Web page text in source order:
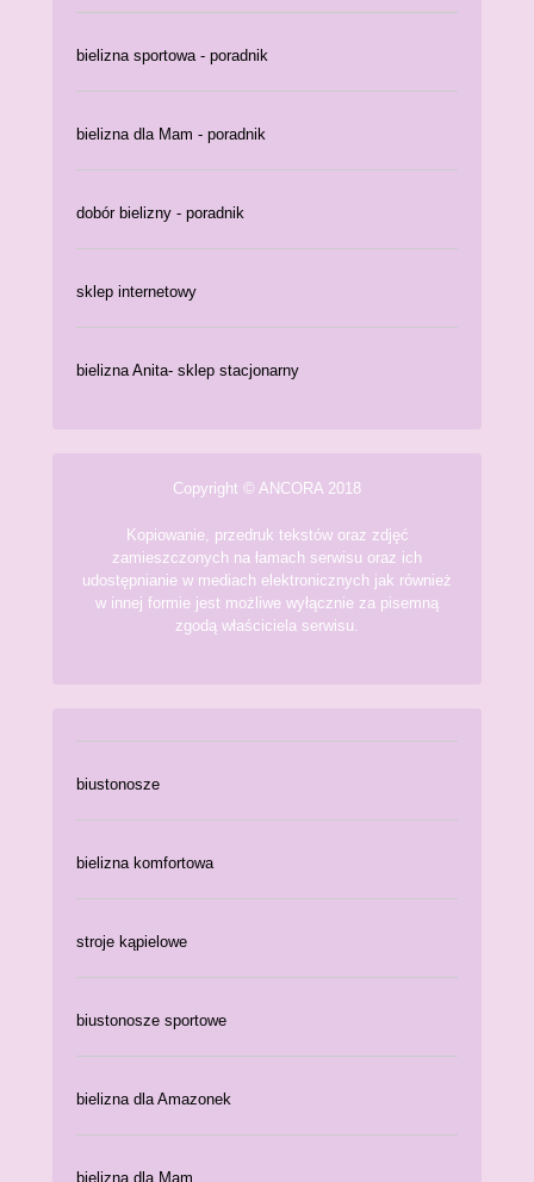
bielizna sportowa - poradnik
bielizna dla Mam - poradnik
dobór bielizny - poradnik
sklep internetowy
bielizna Anita- sklep stacjonarny
Copyright © ANCORA 2018
Kopiowanie, przedruk tekstów oraz zdjęć
zamieszczonych na łamach serwisu oraz ich
udostępnianie w mediach elektronicznych jak również
w innej formie jest możliwe wyłącznie za pisemną
zgodą właściciela serwisu.
biustonosze
bielizna komfortowa
stroje kąpielowe
biustonosze sportowe
bielizna dla Amazonek
bielizna dla Mam